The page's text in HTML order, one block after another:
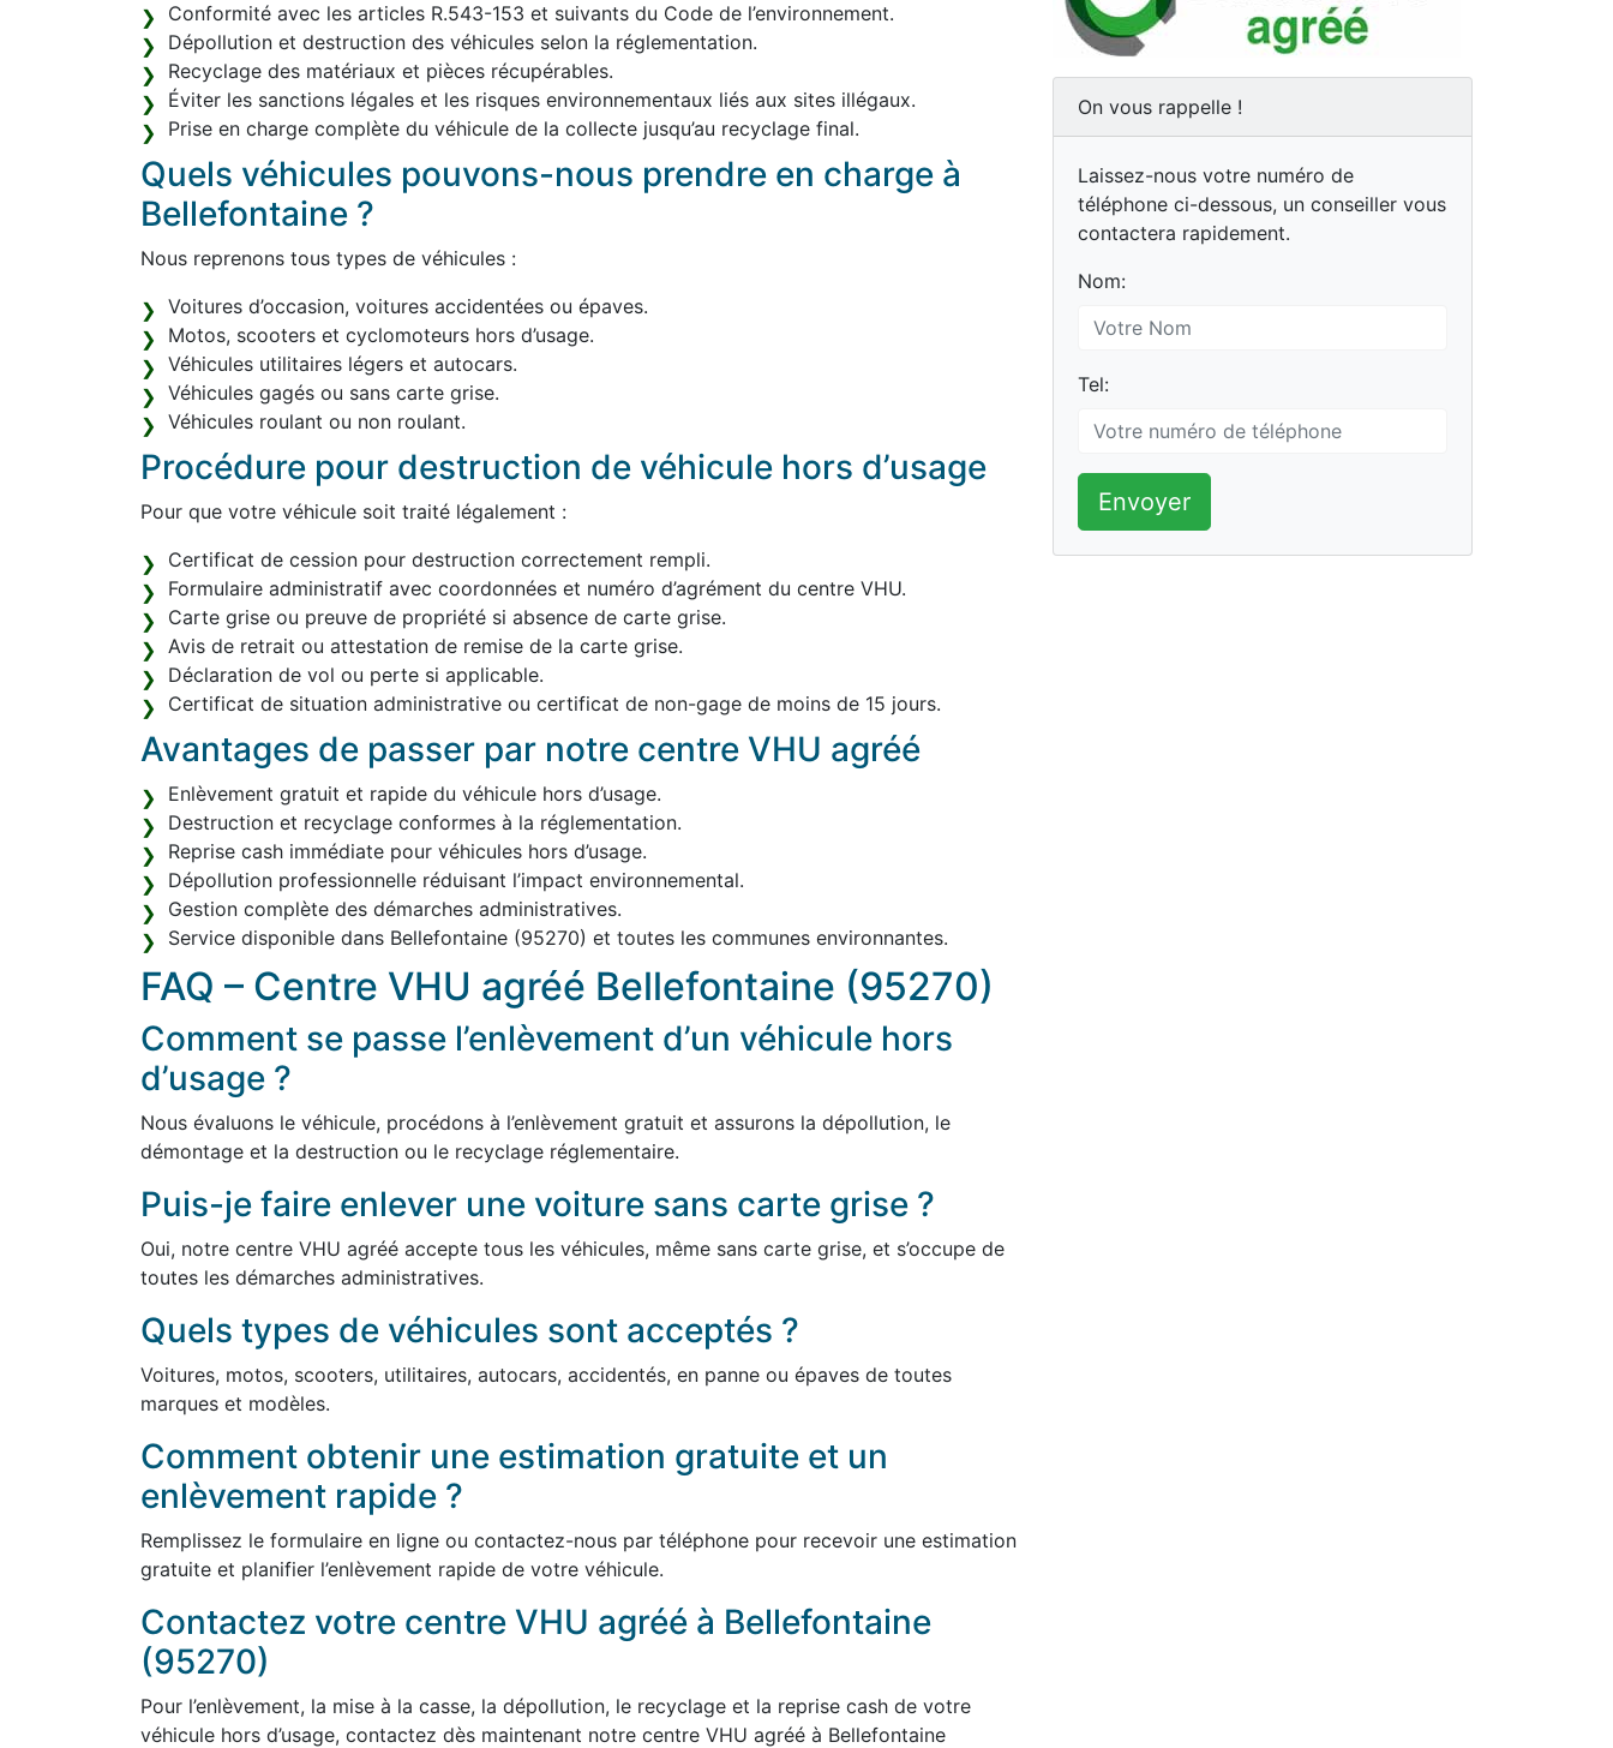
Conformité avec les articles R.543-153 et suivants du Code de l’environnement.
Dépollution et destruction des véhicules selon la réglementation.
Recyclage des matériaux et pièces récupérables.
Éviter les sanctions légales et les risques environnementaux liés aux sites illégaux.
Prise en charge complète du véhicule de la collecte jusqu’au recyclage final.
Quels véhicules pouvons-nous prendre en charge à
Bellefontaine ?
Nous reprenons tous types de véhicules :
Voitures d’occasion, voitures accidentées ou épaves.
Motos, scooters et cyclomoteurs hors d’usage.
Véhicules utilitaires légers et autocars.
Véhicules gagés ou sans carte grise.
Véhicules roulant ou non roulant.
Procédure pour destruction de véhicule hors d’usage
Pour que votre véhicule soit traité légalement :
Certificat de cession pour destruction correctement rempli.
Formulaire administratif avec coordonnées et numéro d’agrément du centre VHU.
Carte grise ou preuve de propriété si absence de carte grise.
Avis de retrait ou attestation de remise de la carte grise.
Déclaration de vol ou perte si applicable.
Certificat de situation administrative ou certificat de non-gage de moins de 15 jours.
Avantages de passer par notre centre VHU agréé
Enlèvement gratuit et rapide du véhicule hors d’usage.
Destruction et recyclage conformes à la réglementation.
Reprise cash immédiate pour véhicules hors d’usage.
Dépollution professionnelle réduisant l’impact environnemental.
Gestion complète des démarches administratives.
Service disponible dans Bellefontaine (95270) et toutes les communes environnantes.
FAQ – Centre VHU agréé Bellefontaine (95270)
Comment se passe l’enlèvement d’un véhicule hors
d’usage ?
Nous évaluons le véhicule, procédons à l’enlèvement gratuit et assurons la dépollution, le
démontage et la destruction ou le recyclage réglementaire.
Puis-je faire enlever une voiture sans carte grise ?
Oui, notre centre VHU agréé accepte tous les véhicules, même sans carte grise, et s’occupe de
toutes les démarches administratives.
Quels types de véhicules sont acceptés ?
Voitures, motos, scooters, utilitaires, autocars, accidentés, en panne ou épaves de toutes
marques et modèles.
Comment obtenir une estimation gratuite et un
enlèvement rapide ?
Remplissez le formulaire en ligne ou contactez-nous par téléphone pour recevoir une estimation
gratuite et planifier l’enlèvement rapide de votre véhicule.
Contactez votre centre VHU agréé à Bellefontaine
(95270)
Pour l’enlèvement, la mise à la casse, la dépollution, le recyclage et la reprise cash de votre
véhicule hors d’usage, contactez dès maintenant notre centre VHU agréé à Bellefontaine
On vous rappelle !
Laissez-nous votre numéro de
téléphone ci-dessous, un conseiller vous
contactera rapidement.
Nom:
Tel:
Envoyer